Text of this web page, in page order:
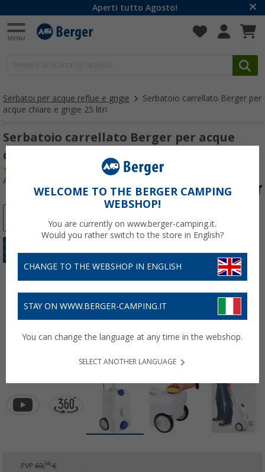
Aperti tutto Agosto!
Serbatoi per acque reflue e grigie
Serbatoio carrellato Berger per
acque chiare e grigie 25 litri
Serbatoio carrellato Berger per acque
chiare e grigie 25 litri
Articolo n: 456450
PVP 69,99€
WELCOME TO THE BERGER CAMPING
WEBSHOP!
You are currently on www.berger-camping.it.
Would you rather switch to the store in English?
CHANGE TO THE WEBSHOP IN ENGLISH
STAY ON WWW.BERGER-CAMPING.IT
You can change the language at any time in the webshop.
SELECT ANOTHER LANGUAGE